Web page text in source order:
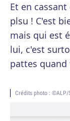
Et en
plsu ! C'est
mais qui est
lui, c'est
pattes
Crédits photo : ©ALP/